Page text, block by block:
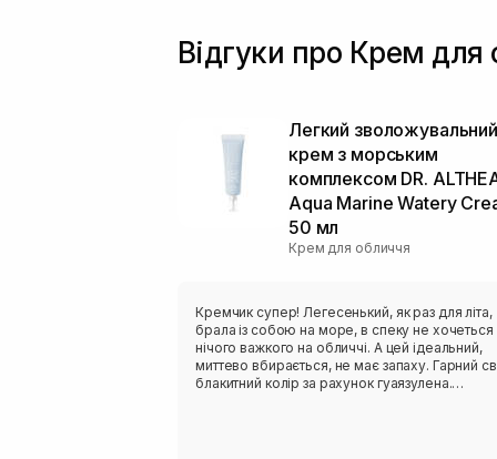
Відгуки про Крем для
Легкий зволожувальний
крем з морським
комплексом DR.
Aqua Marine Watery
50 мл
Крем для обличчя
Кремчик супер! Легесенький, як раз для літа,
брала із собою на море, в спеку не хочеться
нічого важкого на обличчі. А цей ідеальний,
миттево вбирається, не має запаху. Гарний
блакитний колір за рахунок гуаязулена.